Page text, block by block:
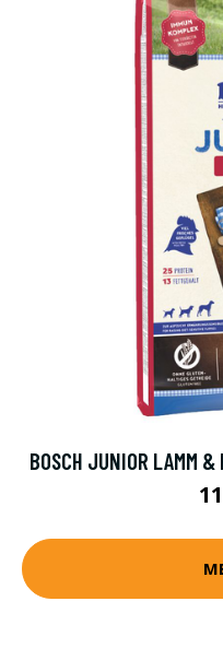
BOSCH JUNIOR LAMM